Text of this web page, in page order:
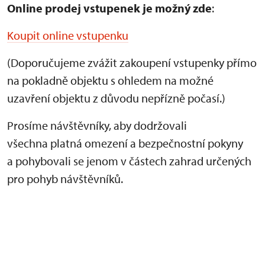
Online prodej vstupenek je možný zde:
Koupit online vstupenku
(Doporučujeme zvážit zakoupení vstupenky přímo
na pokladně objektu s ohledem na možné
uzavření objektu z důvodu nepřízně počasí.)
Prosíme návštěvníky, aby dodržovali
všechna platná omezení a bezpečnostní pokyny
a pohybovali se jenom v částech zahrad určených
pro pohyb návštěvníků.